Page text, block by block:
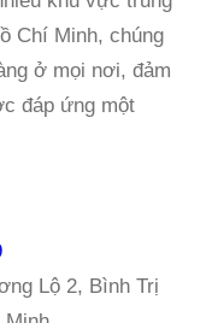
Chí Minh, chúng
ở mọi nơi, đảm
đáp ứng một
Lộ 2, Bình Trị